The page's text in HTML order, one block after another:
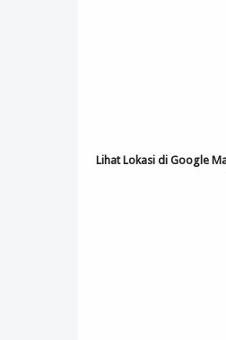
Lihat Lokasi di Google